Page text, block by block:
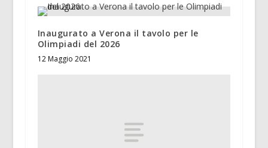
Inaugurato a Verona il tavolo per le
Olimpiadi del 2026
12 Maggio 2021